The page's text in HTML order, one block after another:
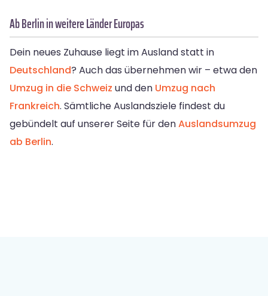
Ab Berlin in weitere Länder Europas
Dein neues Zuhause liegt im Ausland statt in
Deutschland? Auch das übernehmen wir – etwa den
Umzug in die Schweiz und den Umzug nach
Frankreich. Sämtliche Auslandsziele findest du
gebündelt auf unserer Seite für denAuslandsumzug
ab Berlin.